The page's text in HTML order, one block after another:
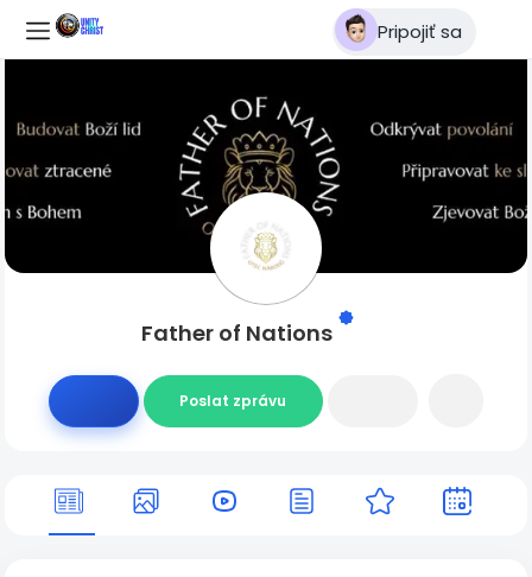
Pripojiť sa
Father of Nations
Poslat zprávu